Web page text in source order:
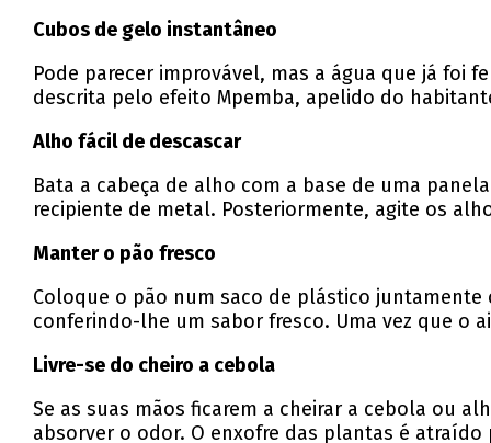
Cubos de gelo instantâneo
Pode parecer improvável, mas a água que já foi
descrita pelo efeito Mpemba, apelido do
Alho fácil de descascar
Bata a cabeça de alho com a base de uma
recipiente de metal. Posteriormente, agite os
Manter o pão fresco
Coloque o pão num saco de plástico
conferindo-lhe um sabor fresco. Uma vez que o
Livre-se do cheiro a cebola
Se as suas mãos ficarem a cheirar a cebola ou
absorver o odor. O enxofre das plantas é